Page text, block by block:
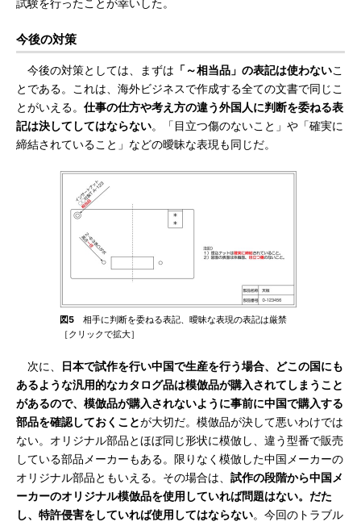
試験を行ったことが幸いした。
今後の対策
今後の対策としては、まずは 「～相当品」の表記は使わないこ
とである。これは、海外ビジネスで作成する全ての文書で同じこ
とがいえる。 仕事の仕方や考え方の違う外国人に判断を委ねる表
記は決してしてはならない。「目立つ傷のないこと」や「確実に
締結されていること」などの曖昧な表現も同じだ。
図5 相手に判断を委ねる表記、曖昧な表現の表記は厳禁
［クリックで拡大］
次に、
日本で試作を行い中国で生産を行う場合、どこの国にも
あるような汎用的なカタログ品は模倣品が購入されてしまうこと
があるので、模倣品が購入されないように事前に中国で購入する
部品を確認しておくことが大切だ。模倣品が決して悪いわけでは
ない。オリジナル部品とほぼ同じ形状に模倣し、違う型番で販売
している部品メーカーもある。限りなく模倣した中国メーカーの
オリジナル部品ともいえる。その場合は、 試作の段階から中国メ
ーカーのオリジナル模倣品を使用していれば問題はない。だた
し、特許侵害をしていれば使用してはならない。今回のトラブル